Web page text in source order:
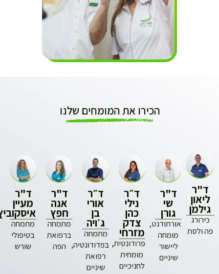
הכירו את המומחים שלנו
ד"ר
שי
גורן
אורתודנט,
מומחה
ד״ר
כהן
צדק
מזרחי
פרודונטית,
מומחית
לחניכיים
ד״ר
אורי
ג׳ויה
מתמחה
בפדודונטיה,
רפואת
שיניים
ד"ר
אנה
מתמחה
ברפואת
הפה
ד"ר
מעיין
איסקוביץ
מתמחה
בטיפולי
שורש